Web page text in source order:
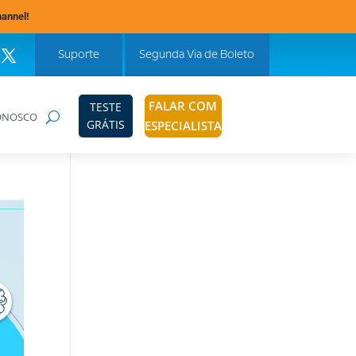
Suporte Segunda Via de Boleto
TESTE
GRÁTIS
FALAR COM
ESPECIALISTA